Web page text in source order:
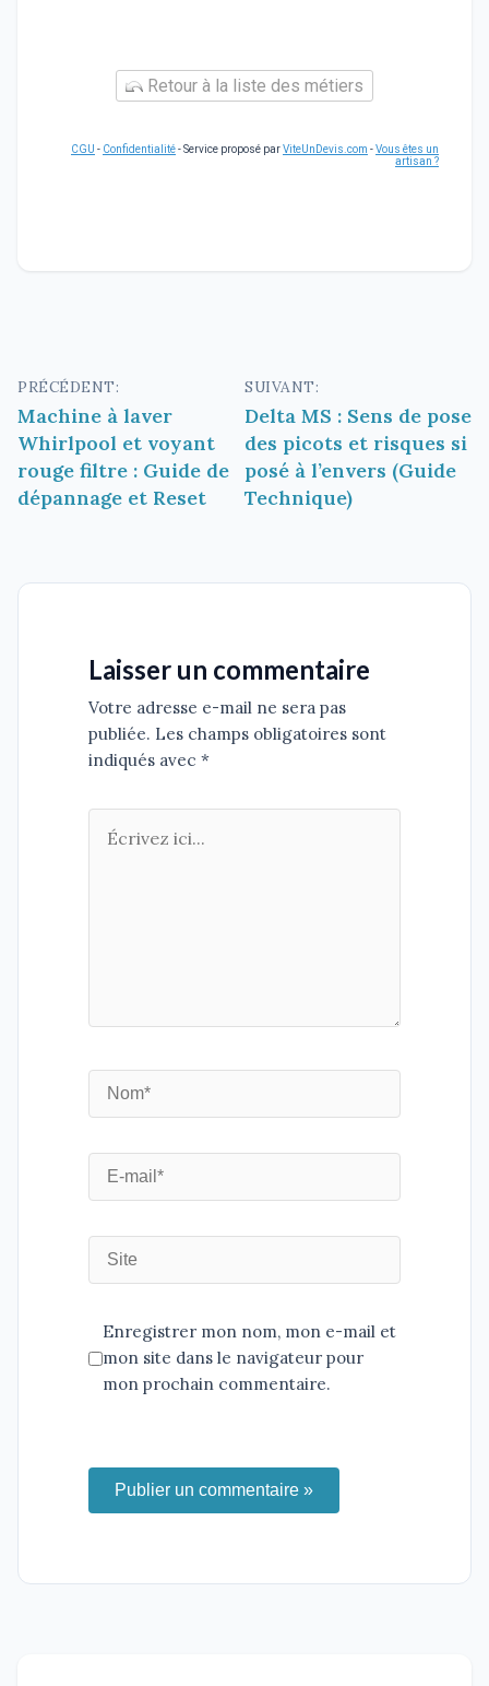
Retour à la liste des métiers
CGU - Confidentialité- Service proposé parViteUnDevis.com -Vous êtes un
artisan ?
Navigation
de
l’article
PRÉCÉDENT:
Machine à laver
Whirlpool et voyant
rouge filtre : Guide de
dépannage et Reset
SUIVANT:
Delta MS : Sens de pose
des picots et risques si
posé à l’envers (Guide
Technique)
Laisser un commentaire
Votre adresse e-mail ne sera pas
publiée. Les champs obligatoires sont
indiqués avec *
Enregistrer mon nom, mon e-mail et
mon site dans le navigateur pour
mon prochain commentaire.
Publier un commentaire »